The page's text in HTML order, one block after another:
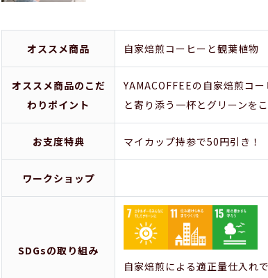
オススメ商品 自家焙煎コーヒーと観葉植物
オススメ商品のこだ
わりポイント
YAMACOFFEEの自家焙煎コ
と寄り添う一杯とグリーンを
お支度特典 マイカップ持参で50円引き！
ワークショップ
SDGsの取り組み
自家焙煎による適正量仕入れ